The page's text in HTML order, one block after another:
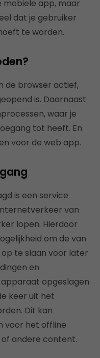
mobiele app, maar
dat je gebruiker
te worden.
de browser actief,
is. Daarnaast
waar je
tot heeft. En
voor de web app.
is een service
van
lopen. Hierdoor
om de van
te slaan voor later
en
opgeslagen
keer uit het
Dit kan
voor het offline
andere content.